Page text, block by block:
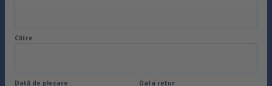
Către
Dată de plecare Data retur